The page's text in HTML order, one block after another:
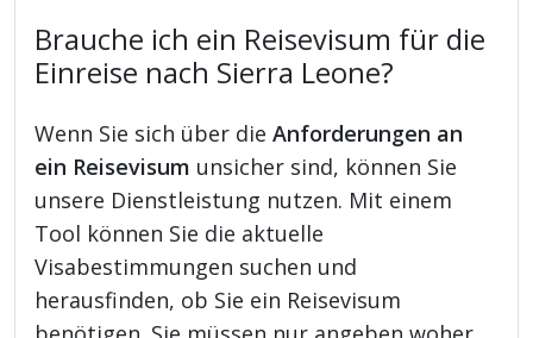
Brauche ich ein Reisevisum für die
Einreise nach Sierra Leone?
Wenn Sie sich über dieAnforderungen an
ein Reisevisum unsicher sind, können Sie
unsere Dienstleistung nutzen. Mit einem
Tool können Sie die aktuelle
Visabestimmungen suchen und
herausfinden, ob Sie ein Reisevisum